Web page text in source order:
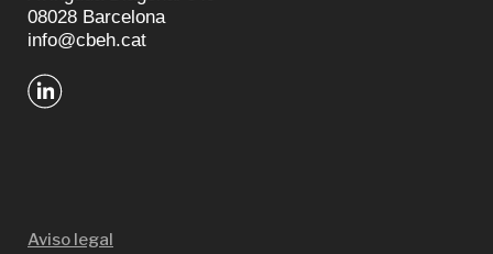
08028 Barcelona
info@cbeh.cat
Aviso legal